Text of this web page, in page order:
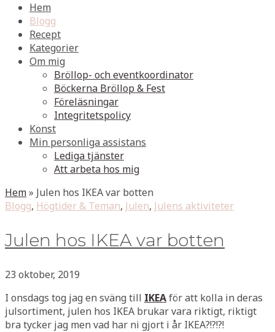
Hem
Blogg
Recept
Kategorier
Om mig
Bröllop- och eventkoordinator
Böckerna Bröllop & Fest
Föreläsningar
Integritetspolicy
Konst
Min personliga assistans
Lediga tjänster
Att arbeta hos mig
Hem» Julen hos IKEA var botten
Blogg, Högtider & Teman, Julen, Julens aktiviteter
Julen hos IKEA var botten
23 oktober, 2019
I onsdags tog jag en sväng till IKEAför att kolla in deras
julsortiment, julen hos IKEA brukar vara riktigt, riktigt
bra tycker jag men vad har ni gjort i år IKEA?!?!?!